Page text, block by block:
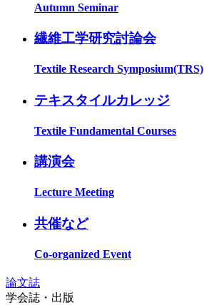
Autumn Seminar
繊維工学研究討論会
Textile Research Symposium(TRS)
テキスタイルカレッジ
Textile Fundamental Courses
講演会
Lecture Meeting
共催など
Co-organized Event
論文誌
学会誌・出版